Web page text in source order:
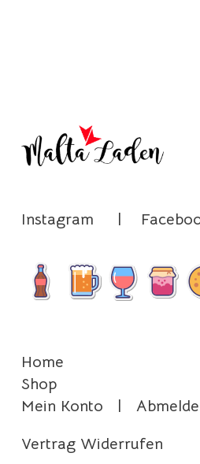
Instagram
Home
Shop
Mein Konto
Vertrag Widerrufen